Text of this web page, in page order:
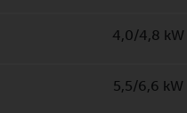
4,0/4,8 kW
5,5/6,6 kW